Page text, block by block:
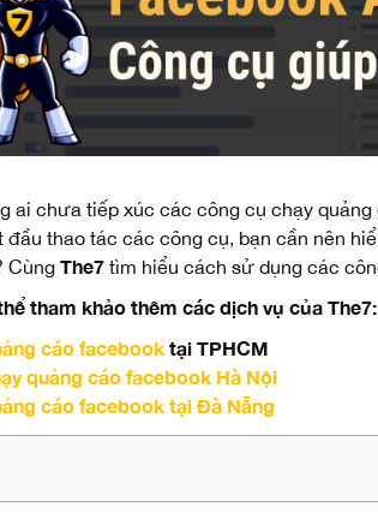
ai chưa tiếp xúc các công cụ chạy
đầu thao tác các công cụ, bạn cần nên
Cùng The7 tìm hiểu cách sử dụng các
tham khảo thêm các dịch vụ của The7:
cáo facebook tại TPHCM
quảng cáo facebook Hà Nội
cáo facebook tại Đà Nẵng